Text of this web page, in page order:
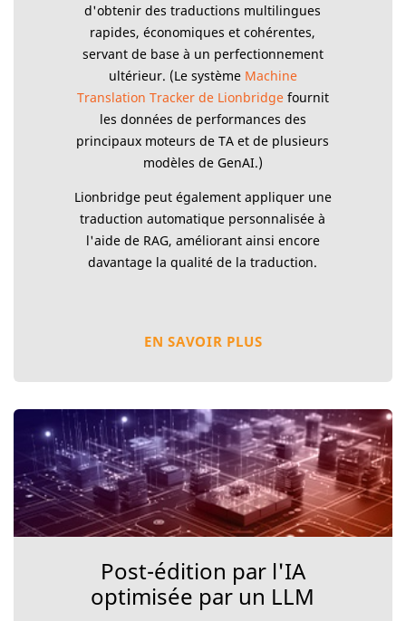
d'obtenir des traductions multilingues
rapides, économiques et cohérentes,
servant de base à un perfectionnement
ultérieur. (Le système Machine
Translation Tracker de Lionbridgefournit
les données de performances des
principaux moteurs de TA et de plusieurs
modèles de GenAI.)
Lionbridge peut également appliquer une
traduction automatique personnalisée à
l'aide de RAG, améliorant ainsi encore
davantage la qualité de la traduction.
EN SAVOIR PLUS
Post-édition par l'IA
optimisée par un LLM